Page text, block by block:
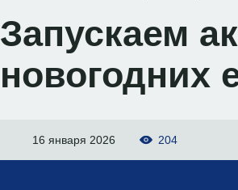
Запускаем
новогодних
16 января 2026 204